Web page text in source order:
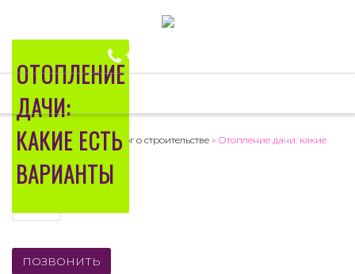
+7 (843) 239-39-43
Честный строитель Блог о строительстве » Отопление дачи: какие
есть варианты
ОТОПЛЕНИЕ
ДАЧИ:
КАКИЕ ЕСТЬ
ВАРИАНТЫ
ПОЗВОНИТЬ